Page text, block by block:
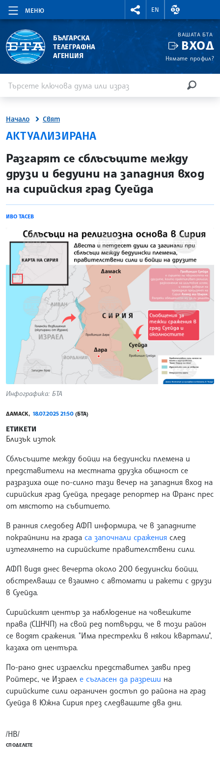
МЕНЮ
RIGHTMENU.SOCIAL
EN
ВАЛУТНИ
БЪЛГАРСКА
ТЕЛЕГРАФНА
АГЕНЦИЯ
ВАШАТА БТА
ВХОД
Нямате профил?
Начало Свят
АКТУАЛИЗИРАНА
site.bta
Разгарят се сблъсъците между
друзи и бедуини на западния вход
на сирийския град Суейда
ИВО ТАСЕВ
Инфографика: БТА
ДАМАСК, 18.07.2025 21:50 (БТА)
ЕТИКЕТИ
Близък изток
Сблъсъците между бойци на бедуински племена и
представители на местната друзка общност се
разразиха още по-силно тази вечер на западния вход на
сирийския град Суейда, предаде репортер на Франс прес
от мястото на събитието.
В ранния следобед АФП информира, че в западните
покрайнини на града са започнали сражения след
изтеглянето на сирийските правителствени сили.
АФП видя днес вечерта около 200 бедуински бойци,
обстрелващи се взаимно с автомати и ракети с друзи
в Суейда.
Сирийският център за наблюдение на човешките
права (СЦНЧП) на свой ред потвърди, че в този район
се водят сражения. "Има престрелки в някои квартали",
казаха от центъра.
По-рано днес израелски представител заяви пред
Ройтерс, че Израел е съгласен да разреши на
сирийските сили ограничен достъп до района на град
Суейда в Южна Сирия през следващите два дни.
/НВ/
СПОДЕЛЕТЕ